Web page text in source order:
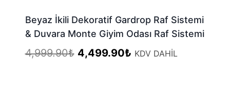
Beyaz İkili Dekoratif Gardrop Raf Sistemi
& Duvara Monte Giyim Odası Raf Sistemi
4,999.90₺ Orijinal
4,499.90₺Şu
KDV DAHİL